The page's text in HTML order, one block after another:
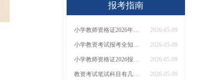
报考指南
小学教师资格证2026年报考指南 2026-05-09
小学教资考试报考全知道2026|入口+条件+费用 2026-05-09
小学教师资格证2026报名攻略及常见问题解答 2026-05-09
教资考试笔试科目有几门2026下半年？什么报名条件？ 2026-05-09